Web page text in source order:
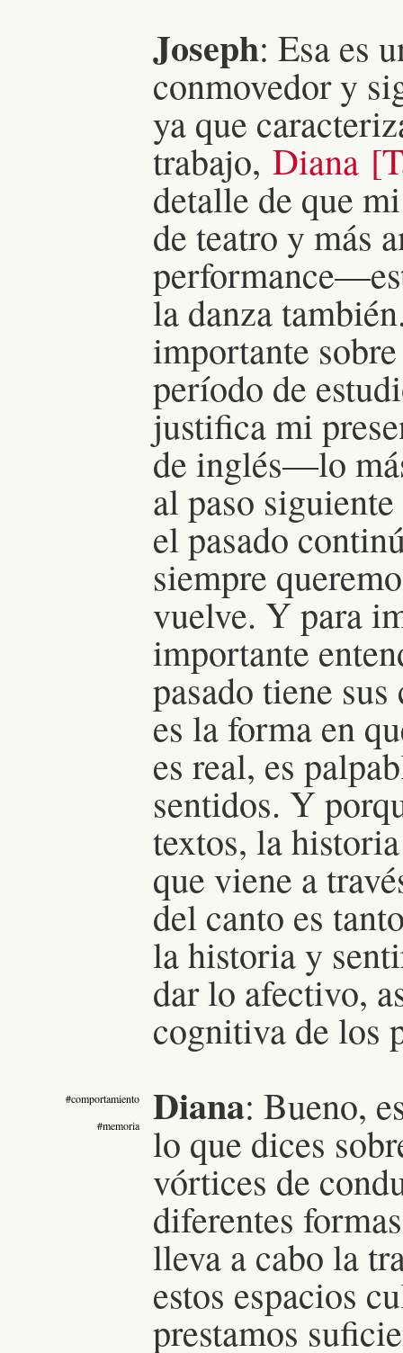
Joseph: Esa es
conmovedor y
ya que
trabajo, Diana
detalle de que
de teatro y más
la danza
importante
período de
justifica mi
de inglés—lo
al paso
el pasado
siempre
vuelve. Y para
importante
pasado tiene
es la forma en
es real, es
sentidos. Y
textos, la
que viene a
del canto es
la historia y
dar lo afectivo,
cognitiva de los
#comportamiento
#memoria
Diana: Bueno,
lo que dices
vórtices de
diferentes
lleva a cabo la
estos espacios
prestamos